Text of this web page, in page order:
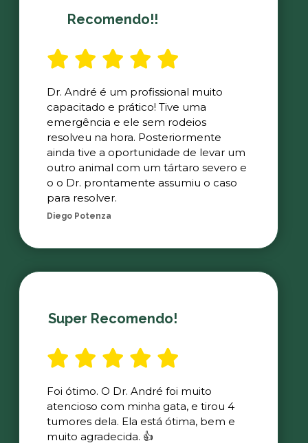
Recomendo!!
Dr. André é um profissional muito
capacitado e prático! Tive uma
emergência e ele sem rodeios
resolveu na hora. Posteriormente
ainda tive a oportunidade de levar um
outro animal com um tártaro severo e
o o Dr. prontamente assumiu o caso
para resolver.
Diego Potenza
Super Recomendo!
Foi ótimo. O Dr. André foi muito
atencioso com minha gata, e tirou 4
tumores dela. Ela está ótima, bem e
muito agradecida. 👍